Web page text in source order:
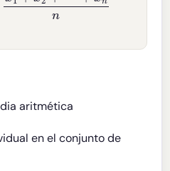
aritmética
en el conjunto de